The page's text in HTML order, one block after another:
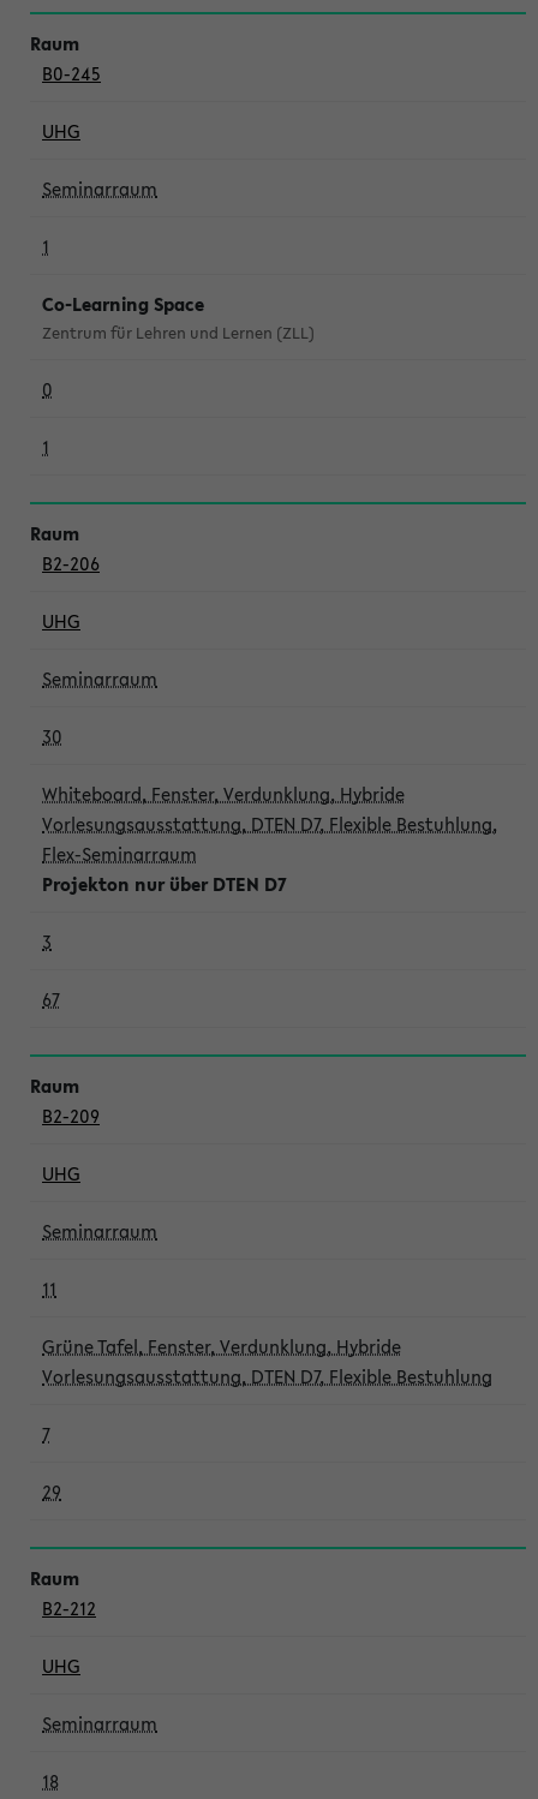
B0-245
UHG
Seminarraum
1
Co-Learning Space
Zentrum für Lehren und Lernen (ZLL)
0
1
B2-206
UHG
Seminarraum
30
Whiteboard, Fenster, Verdunklung, Hybride
Vorlesungsausstattung, DTEN D7, Flexible Bestuhlung,
Flex-Seminarraum
Projekton nur über DTEN D7
3
67
B2-209
UHG
Seminarraum
11
Grüne Tafel, Fenster, Verdunklung, Hybride
Vorlesungsausstattung, DTEN D7, Flexible Bestuhlung
7
29
B2-212
UHG
Seminarraum
18